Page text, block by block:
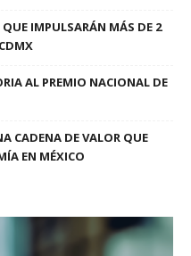
QUE IMPULSARÁN MÁS DE 2
AL PREMIO NACIONAL DE
CADENA DE VALOR QUE
EN MÉXICO